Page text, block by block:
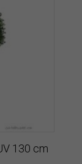
130 cm